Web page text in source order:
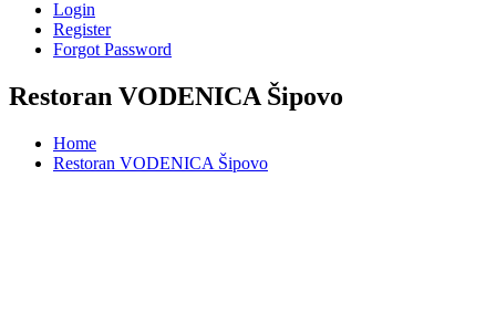
Login
Register
Forgot Password
Restoran VODENICA Šipovo
Home
Restoran VODENICA Šipovo